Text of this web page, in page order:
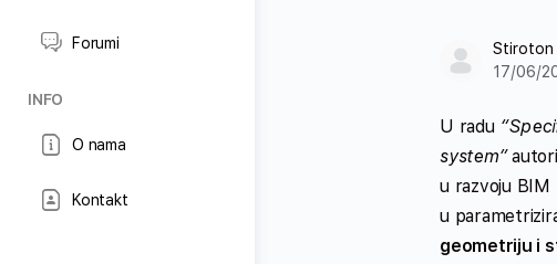
Forumi
INFO
O nama
Kontakt
Stiroton
17/06/
U radu
system”autori
u razvoju BIM
u
geometriju i